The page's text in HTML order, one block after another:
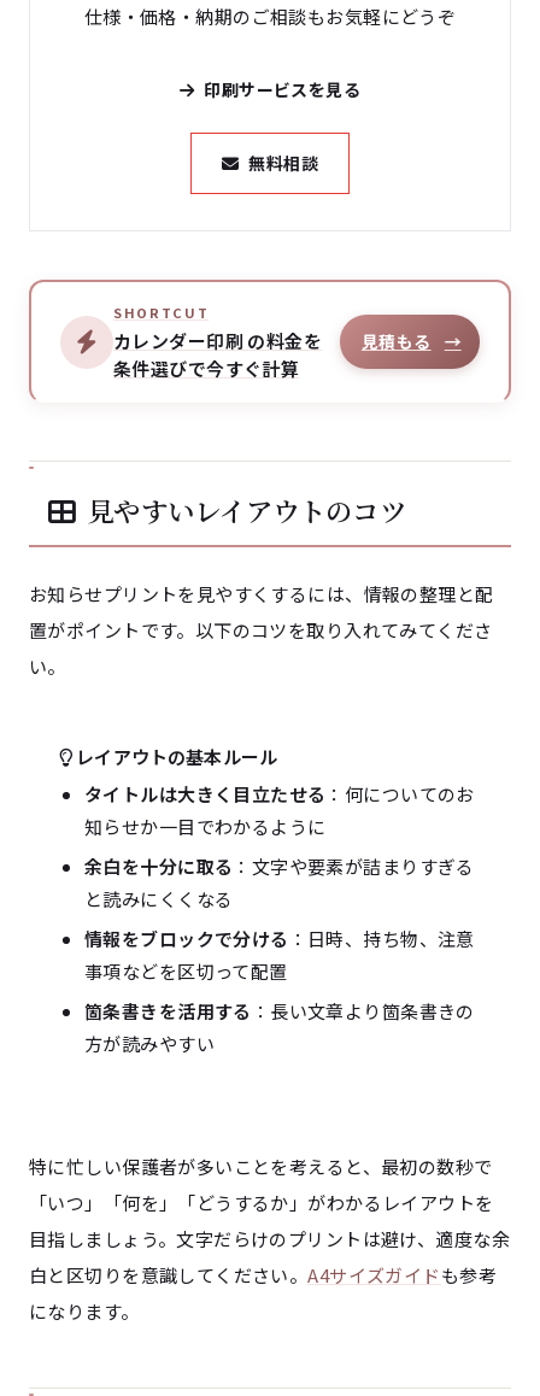
仕様・価格・納期のご相談もお気軽にどうぞ
印刷サービスを見る
無料相談
SHORTCUT
カレンダー印刷 の料金を
条件選びで今すぐ計算
見積もる →
見やすいレイアウトのコツ
お知らせプリントを見やすくするには、情報の整理と配
置がポイントです。以下のコツを取り入れてみてくださ
い。
レイアウトの基本ルール
タイトルは大きく目立たせる ：何についてのお
知らせか一目でわかるように
余白を十分に取る ：文字や要素が詰まりすぎる
と読みにくくなる
情報をブロックで分ける ：日時、持ち物、注意
事項などを区切って配置
箇条書きを活用する ：長い文章より箇条書きの
方が読みやすい
特に忙しい保護者が多いことを考えると、最初の数秒で
「いつ」「何を」「どうするか」がわかるレイアウトを
目指しましょう。文字だらけのプリントは避け、適度な余
白と区切りを意識してください。A4サイズガイドも参考
になります。